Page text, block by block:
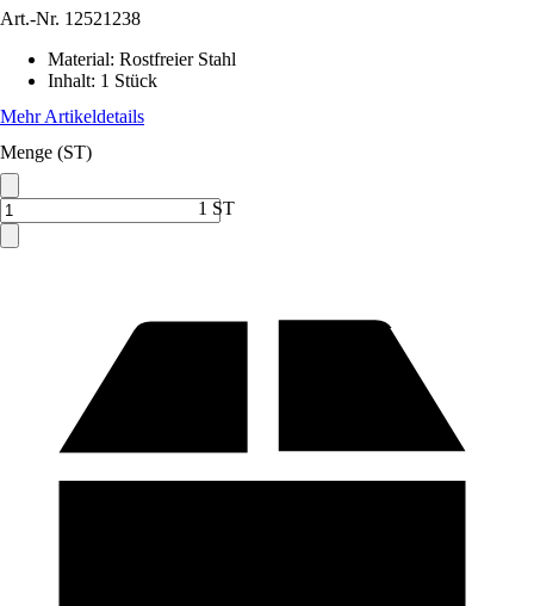
Art.-Nr. 12521238
Material: Rostfreier Stahl
Inhalt: 1 Stück
Mehr Artikeldetails
Menge (ST)
1 ST